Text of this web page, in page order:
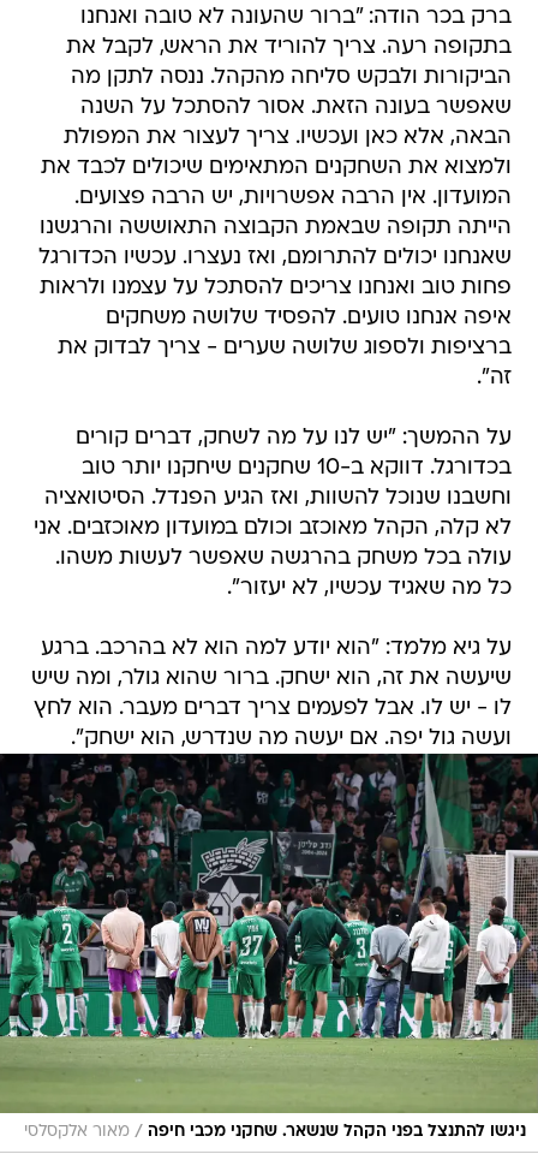
ברק בכר הודה: "ברור שהעונה לא טובה ואנחנו
בתקופה רעה. צריך להוריד את הראש, לקבל את
הביקורות ולבקש סליחה מהקהל. ננסה לתקן מה
שאפשר בעונה הזאת. אסור להסתכל על השנה
הבאה, אלא כאן ועכשיו. צריך לעצור את המפולת
ולמצוא את השחקנים המתאימים שיכולים לכבד את
המועדון. אין הרבה אפשרויות, יש הרבה פצועים.
הייתה תקופה שבאמת הקבוצה התאוששה והרגשנו
שאנחנו יכולים להתרומם, ואז נעצרו. עכשיו הכדורגל
פחות טוב ואנחנו צריכים להסתכל על עצמנו ולראות
איפה אנחנו טועים. להפסיד שלושה משחקים
ברציפות ולספוג שלושה שערים - צריך לבדוק את
זה".
על ההמשך: "יש לנו על מה לשחק, דברים קורים
בכדורגל. דווקא ב-10 שחקנים שיחקנו יותר טוב
וחשבנו שנוכל להשוות, ואז הגיע הפנדל. הסיטואציה
לא קלה, הקהל מאוכזב וכולם במועדון מאוכזבים. אני
עולה בכל משחק בהרגשה שאפשר לעשות משהו.
כל מה שאגיד עכשיו, לא יעזור".
על גיא מלמד: "הוא יודע למה הוא לא בהרכב. ברגע
שיעשה את זה, הוא ישחק. ברור שהוא גולר, ומה שיש
לו - יש לו. אבל לפעמים צריך דברים מעבר. הוא לחץ
ועשה גול יפה. אם יעשה מה שנדרש, הוא ישחק".
ניגשו להתנצל בפני הקהל שנשאר. שחקני מכבי חיפה / מאור אלקסלסי